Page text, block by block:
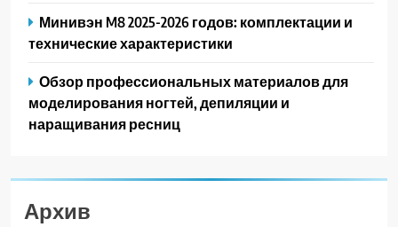
Минивэн M8 2025-2026 годов: комплектации и
технические характеристики
Обзор профессиональных материалов для
моделирования ногтей, депиляции и
наращивания ресниц
Архив